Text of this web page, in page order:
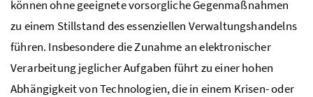
können ohne geeignete vorsorgliche Gegenmaßnahmen
zu einem Stillstand des essenziellen Verwaltungshandelns
führen. Insbesondere die Zunahme an elektronischer
Verarbeitung jeglicher Aufgaben führt zu einer hohen
Abhängigkeit von Technologien, die in einem Krisen- oder